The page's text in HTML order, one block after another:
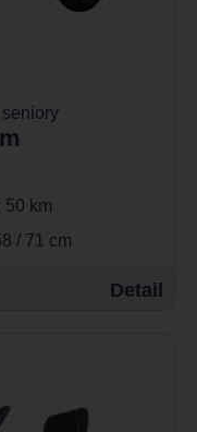
50 km
/ 71 cm
Detail